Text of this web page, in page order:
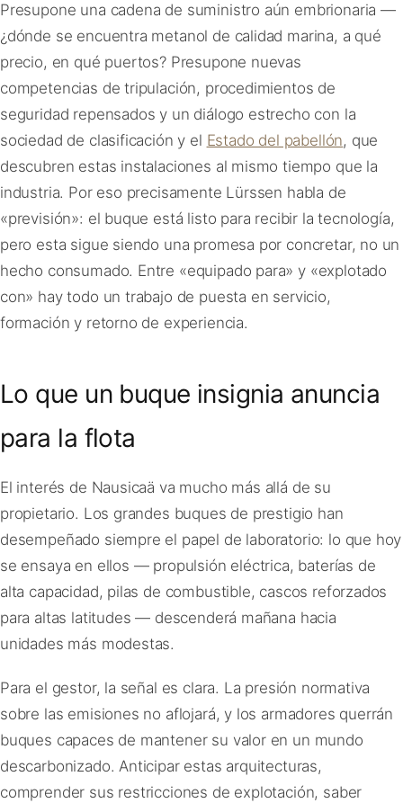
Presupone una cadena de suministro aún embrionaria —
¿dónde se encuentra metanol de calidad marina, a qué
precio, en qué puertos? Presupone nuevas
competencias de tripulación, procedimientos de
seguridad repensados y un diálogo estrecho con la
sociedad de clasificación y el Estado del pabellón, que
descubren estas instalaciones al mismo tiempo que la
industria. Por eso precisamente Lürssen habla de
«previsión»: el buque está listo para recibir la tecnología,
pero esta sigue siendo una promesa por concretar, no un
hecho consumado. Entre «equipado para» y «explotado
con» hay todo un trabajo de puesta en servicio,
formación y retorno de experiencia.
Lo que un buque insignia anuncia
para la flota
El interés de Nausicaä va mucho más allá de su
propietario. Los grandes buques de prestigio han
desempeñado siempre el papel de laboratorio: lo que hoy
se ensaya en ellos — propulsión eléctrica, baterías de
alta capacidad, pilas de combustible, cascos reforzados
para altas latitudes — descenderá mañana hacia
unidades más modestas.
Para el gestor, la señal es clara. La presión normativa
sobre las emisiones no aflojará, y los armadores querrán
buques capaces de mantener su valor en un mundo
descarbonizado. Anticipar estas arquitecturas,
comprender sus restricciones de explotación, saber